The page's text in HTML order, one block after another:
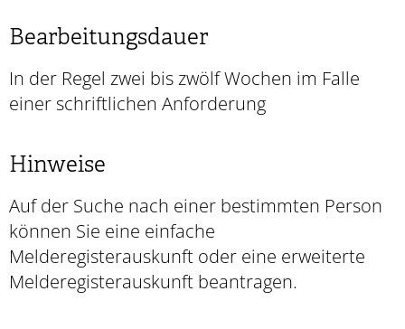
Bearbeitungsdauer
In der Regel zwei bis zwölf Wochen im Falle
einer schriftlichen Anforderung
Hinweise
Auf der Suche nach einer bestimmten Person
können Sie eine einfache
Melderegisterauskunft oder eine erweiterte
Melderegisterauskunft beantragen.